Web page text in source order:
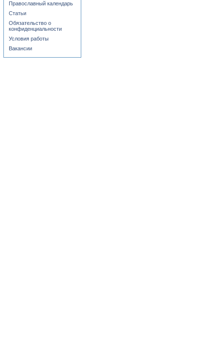
Православный календарь
Статьи
Обязательство о
конфиденциальности
Условия работы
Вакансии